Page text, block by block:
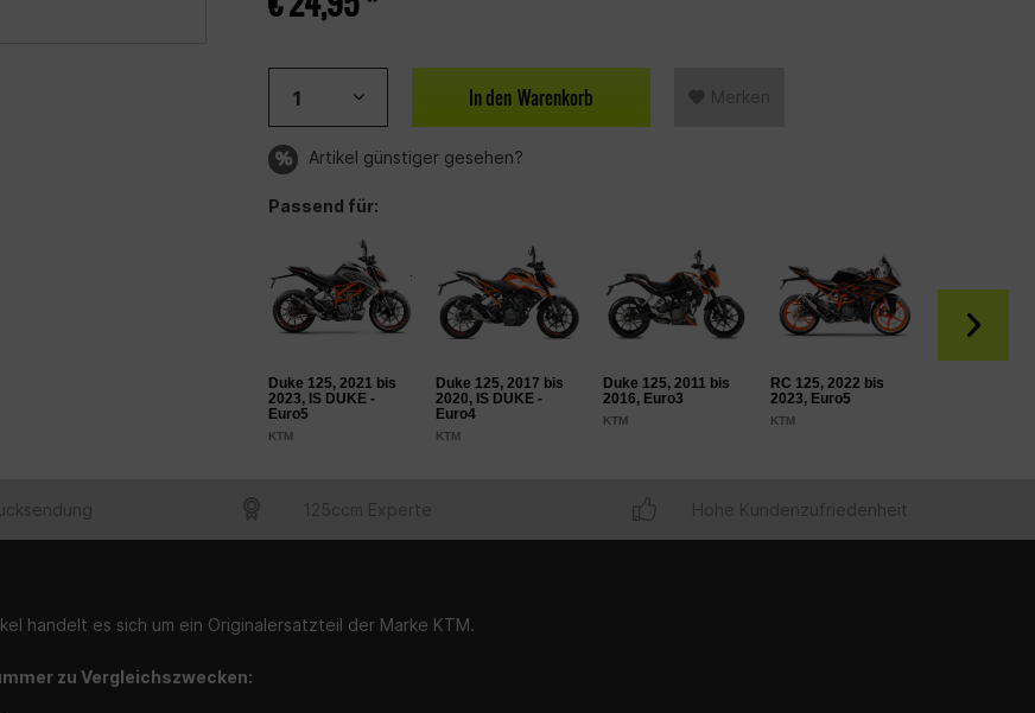
In den Warenkorb Merken
Artikel günstiger gesehen?
Passend für:
Duke 125, 2021 bis
2023, IS DUKE -
Euro5
KTM
Duke 125, 2017 bis
2020, IS DUKE -
Euro4
KTM
Duke 125, 2011 bis
2016, Euro3
KTM
RC 125, 2022 bis
2023, Euro5
KTM
125ccm Experte Hohe Kundenzufriedenheit
handelt es sich um ein Originalersatzteil der Marke KTM.
zu Vergleichszwecken: